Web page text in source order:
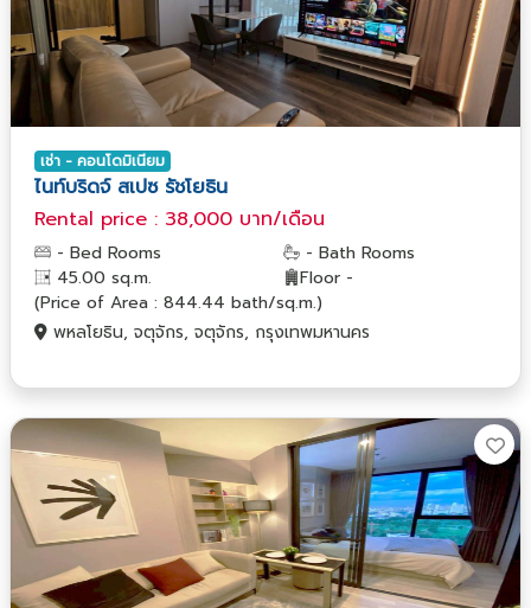
เช่า - คอนโดมิเนียม
ไนท์บริดจ์ สเปซ รัชโยธิน
Rental price : 38,000 บาท/เดือน
- Bed Rooms
- Bath Rooms
45.00 sq.m.
Floor -
(Price of Area : 844.44 bath/sq.m.)
พหลโยธิน, จตุจักร, จตุจักร, กรุงเทพมหานคร